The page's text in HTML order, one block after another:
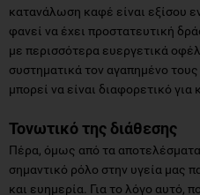
κατανάλωση καφέ είναι εξίσου
φανεί να έχει προστατευτική
με περισσότερα ευεργετικά
συστηματικά τον αγαπημένο
μπορεί να είναι διαφορετικό για
Τονωτικό της διάθεσης
Πέρα, όμως από τα αποτελέσματα
σημαντικό ρόλο στην υγεία μας
και ευημερία. Για το λόγο αυτό,